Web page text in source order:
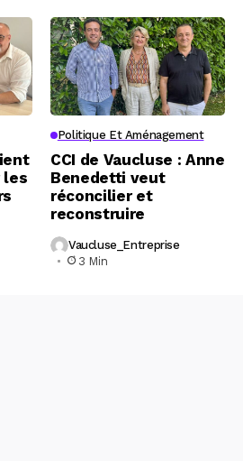
les
Politique Et Aménagement
CCI de Vaucluse : Anne
Benedetti veut
réconcilier et
reconstruire
Vaucluse_Entreprise
3 Min